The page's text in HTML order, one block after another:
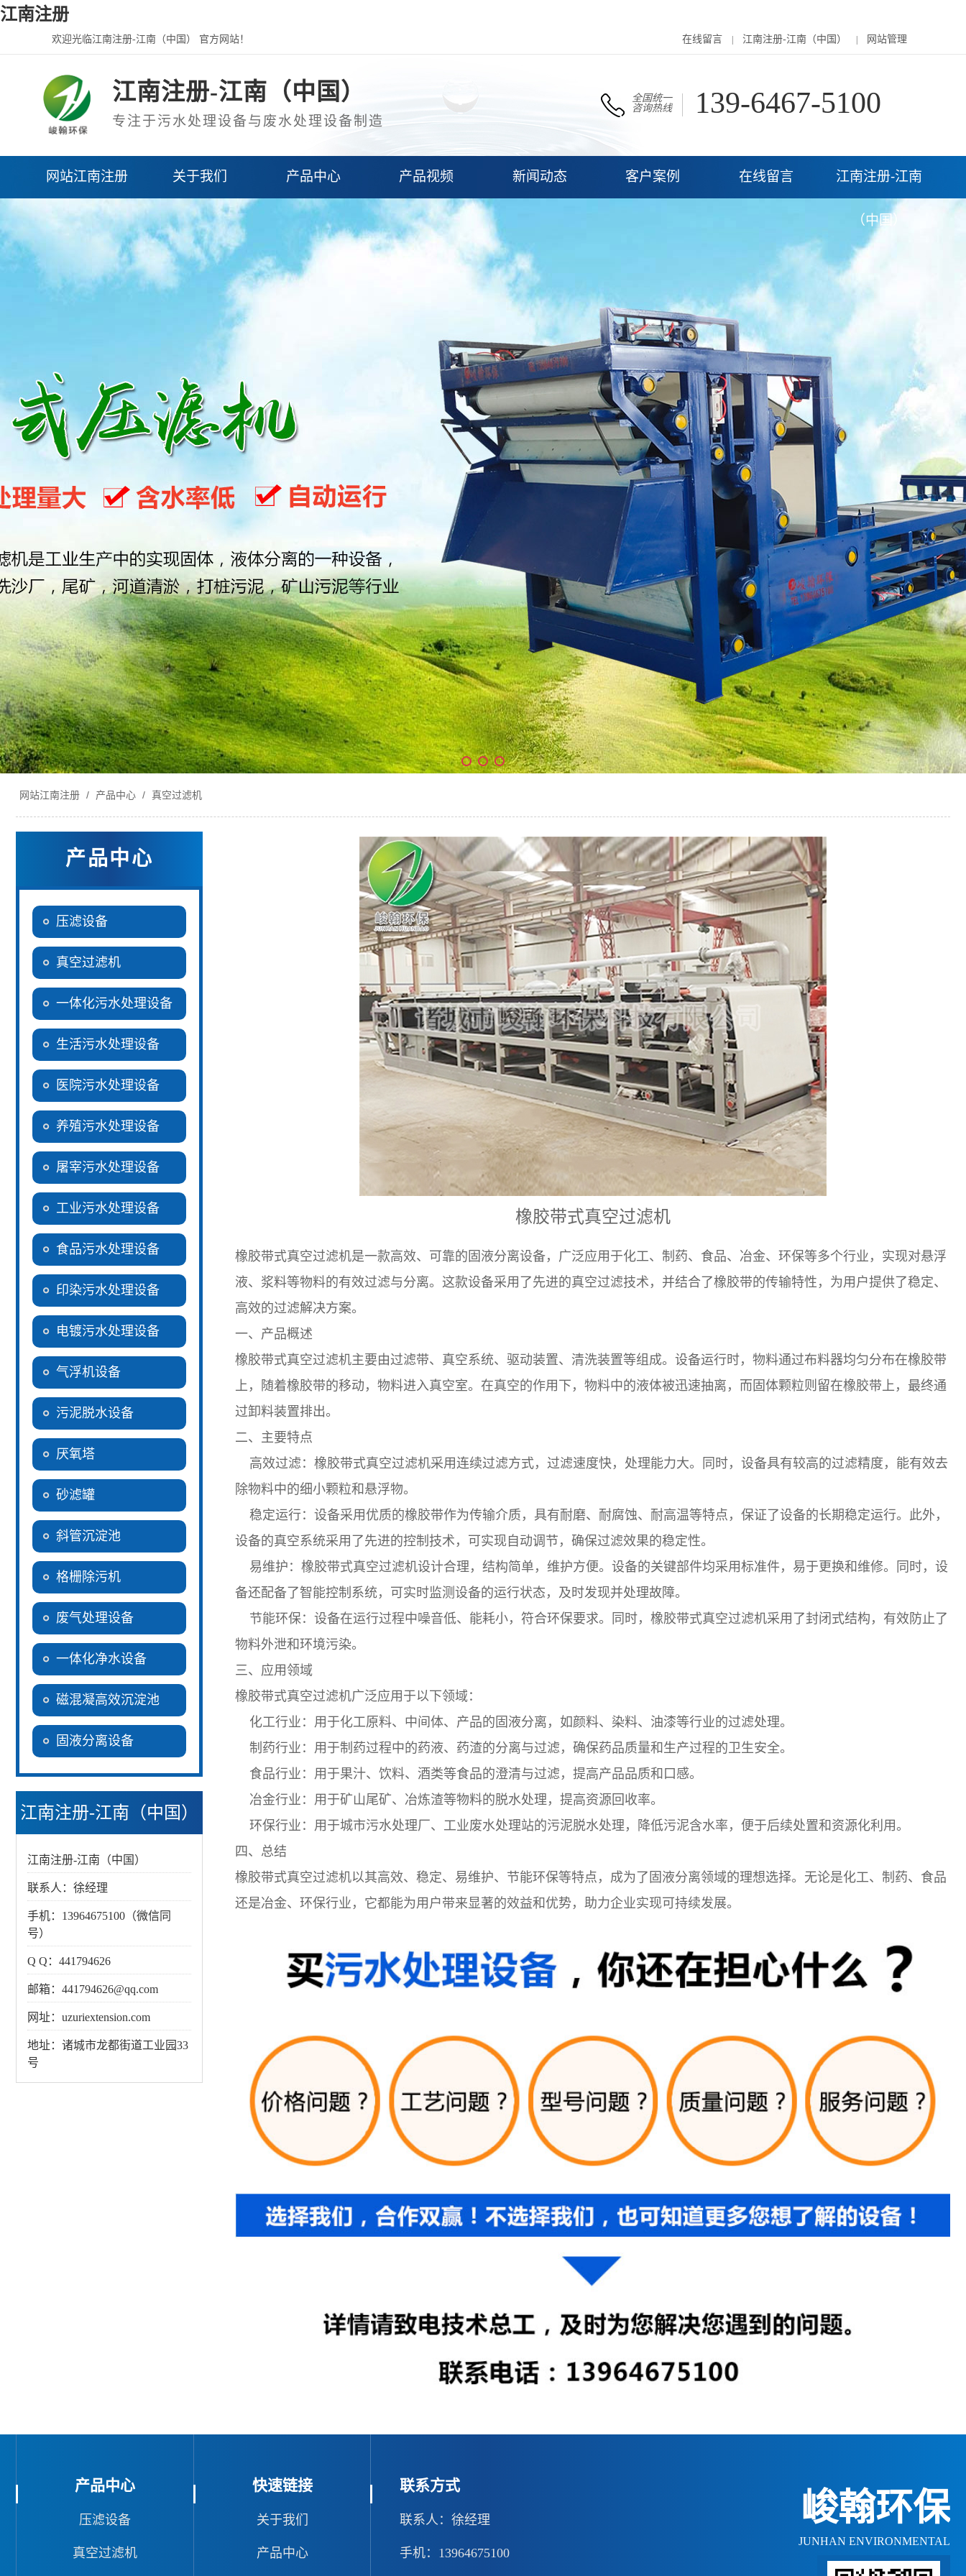
江南注册
欢迎光临江南注册-江南（中国） 官方网站！ 在线留言 江南注册-江南（中国） 网站管理
江南注册-江南（中国）
专注于污水处理设备与废水处理设备制造
全国统一
咨询热线
139-6467-5100
网站江南注册 关于我们 产品中心 产品视频 新闻动态 客户案例 在线留言 江南注册-江南
（中国）
网站江南注册 / 产品中心 / 真空过滤机
产品中心
压滤设备
真空过滤机
一体化污水处理设备
生活污水处理设备
医院污水处理设备
养殖污水处理设备
屠宰污水处理设备
工业污水处理设备
食品污水处理设备
印染污水处理设备
电镀污水处理设备
气浮机设备
污泥脱水设备
厌氧塔
砂滤罐
斜管沉淀池
格栅除污机
废气处理设备
一体化净水设备
磁混凝高效沉淀池
固液分离设备
江南注册-江南（中国）
江南注册-江南（中国）
联系人：徐经理
手机：13964675100（微信同
号）
Q Q：441794626
邮箱：441794626@qq.com
网址：uzuriextension.com
地址：诸城市龙都街道工业园33
号
橡胶带式真空过滤机
橡胶带式真空过滤机是一款高效、可靠的固液分离设备，广泛应用于化工、制药、食品、冶金、环保等多个行业，实现对悬浮
液、浆料等物料的有效过滤与分离。这款设备采用了先进的真空过滤技术，并结合了橡胶带的传输特性，为用户提供了稳定、
高效的过滤解决方案。
一、产品概述
橡胶带式真空过滤机主要由过滤带、真空系统、驱动装置、清洗装置等组成。设备运行时，物料通过布料器均匀分布在橡胶带
上，随着橡胶带的移动，物料进入真空室。在真空的作用下，物料中的液体被迅速抽离，而固体颗粒则留在橡胶带上，最终通
过卸料装置排出。
二、主要特点
高效过滤：橡胶带式真空过滤机采用连续过滤方式，过滤速度快，处理能力大。同时，设备具有较高的过滤精度，能有效去
除物料中的细小颗粒和悬浮物。
稳定运行：设备采用优质的橡胶带作为传输介质，具有耐磨、耐腐蚀、耐高温等特点，保证了设备的长期稳定运行。此外，
设备的真空系统采用了先进的控制技术，可实现自动调节，确保过滤效果的稳定性。
易维护：橡胶带式真空过滤机设计合理，结构简单，维护方便。设备的关键部件均采用标准件，易于更换和维修。同时，设
备还配备了智能控制系统，可实时监测设备的运行状态，及时发现并处理故障。
节能环保：设备在运行过程中噪音低、能耗小，符合环保要求。同时，橡胶带式真空过滤机采用了封闭式结构，有效防止了
物料外泄和环境污染。
三、应用领域
橡胶带式真空过滤机广泛应用于以下领域：
化工行业：用于化工原料、中间体、产品的固液分离，如颜料、染料、油漆等行业的过滤处理。
制药行业：用于制药过程中的药液、药渣的分离与过滤，确保药品质量和生产过程的卫生安全。
食品行业：用于果汁、饮料、酒类等食品的澄清与过滤，提高产品品质和口感。
冶金行业：用于矿山尾矿、冶炼渣等物料的脱水处理，提高资源回收率。
环保行业：用于城市污水处理厂、工业废水处理站的污泥脱水处理，降低污泥含水率，便于后续处置和资源化利用。
四、总结
橡胶带式真空过滤机以其高效、稳定、易维护、节能环保等特点，成为了固液分离领域的理想选择。无论是化工、制药、食品
还是冶金、环保行业，它都能为用户带来显著的效益和优势，助力企业实现可持续发展。
产品中心
压滤设备
真空过滤机
快速链接
关于我们
产品中心
联系方式
联系人：徐经理
手机：13964675100
峻翰环保
JUNHAN ENVIRONMENTAL